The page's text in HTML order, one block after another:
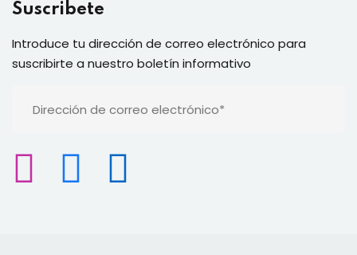
Suscribete
Introduce tu dirección de correo electrónico para
suscribirte a nuestro boletín informativo